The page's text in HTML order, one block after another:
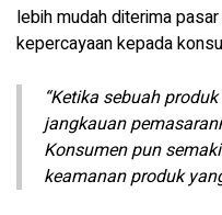
lebih mudah diterima
kepercayaan kepada
“Ketika sebuah
jangkauan
Konsumen pun
keamanan produk